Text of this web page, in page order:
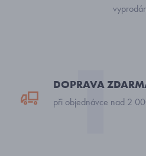
DOPRAVA
při objednávce nad 2